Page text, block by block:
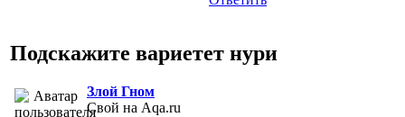
Подскажите вариетет нури
Злой Гном
Свой на Aqa.ru